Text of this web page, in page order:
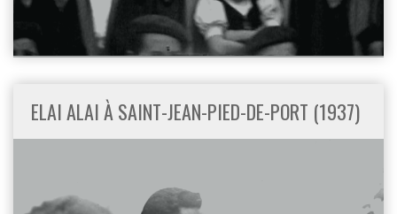
ELAI ALAI À SAINT-JEAN-PIED-DE-PORT (1937)